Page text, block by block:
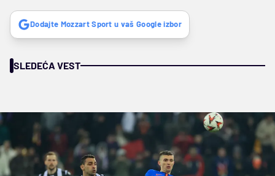
Dodajte Mozzart Sport u vaš Google izbor
SLEDEĆA VEST